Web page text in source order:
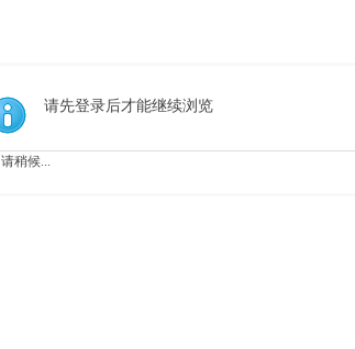
请先登录后才能继续浏览
请稍候...